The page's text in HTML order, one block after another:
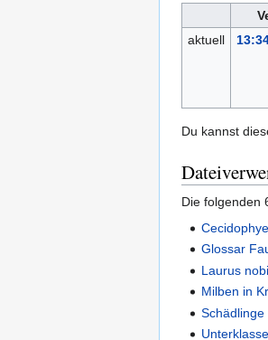
aktuell
Du kannst
Die folgenden
Glossar
Laurus
Milben in
Schädlinge